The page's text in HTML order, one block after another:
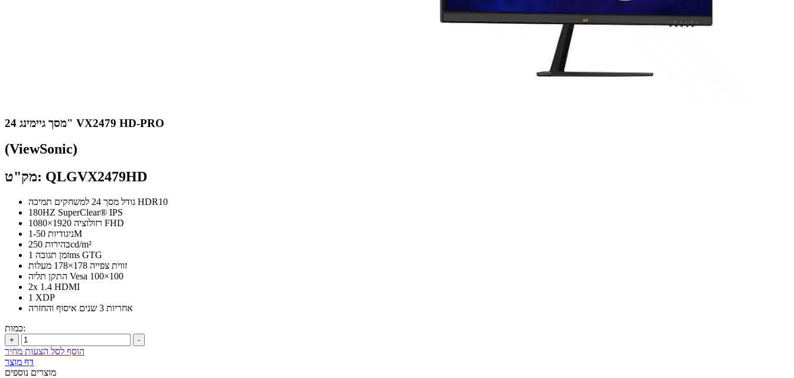
מסך גיימינג 24" VX2479 HD-PRO
(ViewSonic)
מק"ט: QLGVX2479HD
גודל מסך 24 למשחקים תמיכה HDR10
180HZ SuperClear® IPS
רזולוציה 1920×1080 FHD
ניגודיות 1-50M
בהירות 250cd/m²
זמן תגובה 1ms GTG
זווית צפייה 178×178 מעלות
התקן תליה Vesa 100×100
2x 1.4 HDMI
1 XDP
אחריות 3 שנים איסוף והחזרה
כמות:
+ -
הוסף לסל הצעות מחיר
דף מוצר
מוצרים נוספים